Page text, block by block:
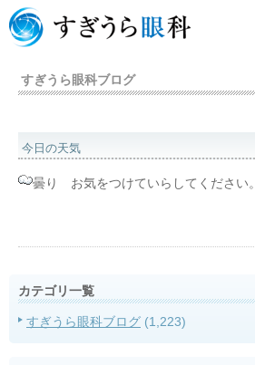
すぎうら眼科ブログ
今日の天気
曇り お気をつけていらしてください。
カテゴリ一覧
すぎうら眼科ブログ (1,223)